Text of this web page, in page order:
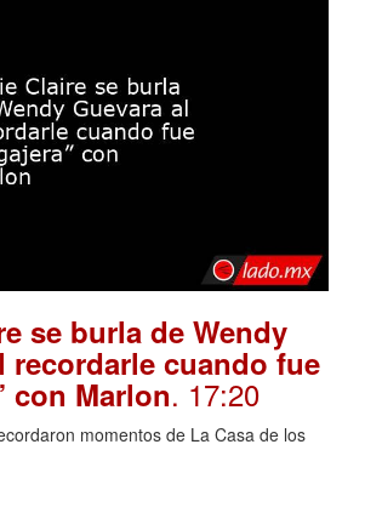
se burla de Wendy
recordarle cuando fue
con Marlon. 17:20
momentos de La Casa de los